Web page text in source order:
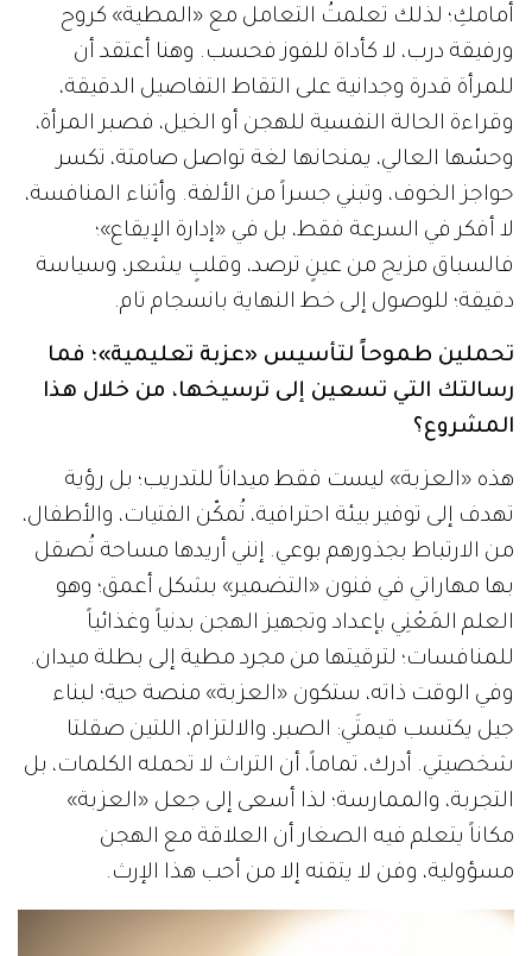
أمامكِ؛ لذلك تعلمتُ التعامل مع «المطية» كروح
ورفيقة درب، لا كأداة للفوز فحسب. وهنا أعتقد أن
للمرأة قدرة وجدانية على التقاط التفاصيل الدقيقة،
وقراءة الحالة النفسية للهجن أو الخيل، فصبر المرأة،
وحسّها العالي، يمنحانها لغة تواصل صامتة، تكسر
حواجز الخوف، وتبني جسراً من الألفة. وأثناء المنافسة،
لا أفكر في السرعة فقط، بل في «إدارة الإيقاع»؛
فالسباق مزيج من عينٍ ترصد، وقلبٍ يشعر، وسياسة
دقيقة؛ للوصول إلى خط النهاية بانسجام تام.
تحملين طموحاً لتأسيس «عزبة تعليمية»؛ فما
رسالتك التي تسعين إلى ترسيخها، من خلال هذا
المشروع؟
هذه «العزبة» ليست فقط ميداناً للتدريب؛ بل رؤية
تهدف إلى توفير بيئة احترافية، تُمكّن الفتيات، والأطفال،
من الارتباط بجذورهم بوعي. إنني أريدها مساحة تُصقل
بها مهاراتي في فنون «التضمير» بشكل أعمق؛ وهو
العلم المَعْنِي بإعداد وتجهيز الهجن بدنياً وغذائياً
للمنافسات؛ لترقيتها من مجرد مطية إلى بطلة ميدان.
وفي الوقت ذاته، ستكون «العزبة» منصة حية؛ لبناء
جيل يكتسب قيمتَي: الصبر، والالتزام، اللتين صقلتا
شخصيتي. أدرك، تماماً، أن التراث لا تحمله الكلمات، بل
التجربة، والممارسة؛ لذا أسعى إلى جعل «العزبة»
مكاناً يتعلم فيه الصغار أن العلاقة مع الهجن
مسؤولية، وفن لا يتقنه إلا من أحب هذا الإرث.